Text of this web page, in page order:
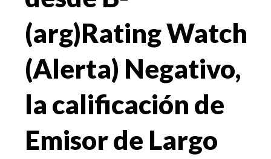
(arg)Rating Watch
(Alerta) Negativo,
la calificación de
Emisor de Largo